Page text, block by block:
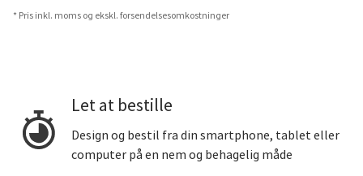
* Pris inkl. moms og ekskl. forsendelsesomkostninger
Let at bestille
Design og bestil fra din smartphone, tablet eller
computer på en nem og behagelig måde